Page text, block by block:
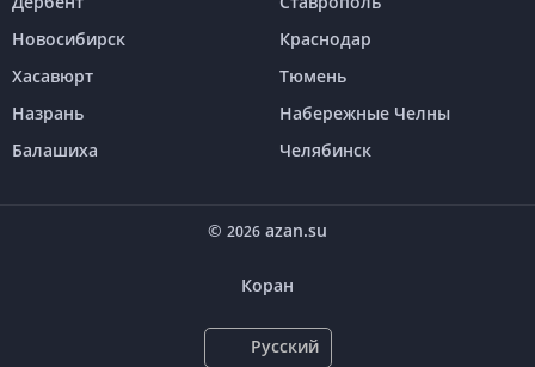
Новосибирск
Краснодар
Хасавюрт
Тюмень
Назрань
Набережные Челны
Балашиха
Челябинск
© 2026 azan.su
Коран
Русский